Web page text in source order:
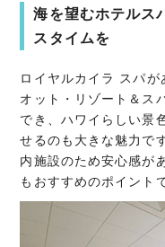
海を望むホテルス
スタイムを
ロイヤルカイラ スパが
オット・リゾート＆ス
でき、ハワイらしい景
せるのも大きな魅力で
内施設のため安心感が
もおすすめのポイント